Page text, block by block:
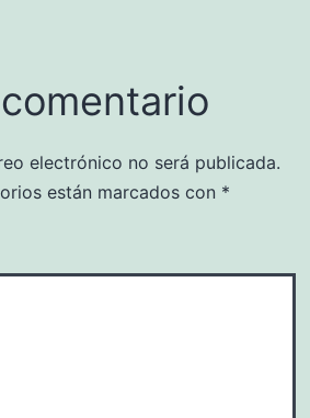
electrónico no será publicada.
están marcados con *